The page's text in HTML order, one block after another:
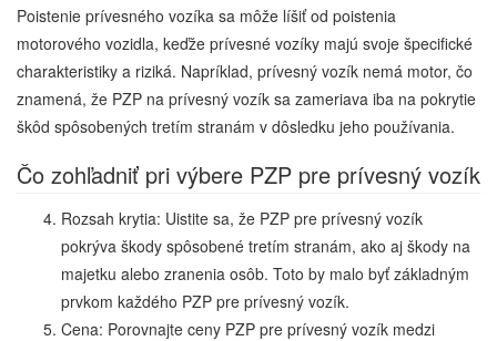
Poistenie prívesného vozíka sa môže líšiť od poistenia
motorového vozidla, keďže prívesné vozíky majú svoje špecifické
charakteristiky a riziká. Napríklad, prívesný vozík nemá motor, čo
znamená, že PZP na prívesný vozík sa zameriava iba na pokrytie
škôd spôsobených tretím stranám v dôsledku jeho používania.
Čo zohľadniť pri výbere PZP pre prívesný vozík
Rozsah krytia: Uistite sa, že PZP pre prívesný vozík
pokrýva škody spôsobené tretím stranám, ako aj škody na
majetku alebo zranenia osôb. Toto by malo byť základným
prvkom každého PZP pre prívesný vozík.
Cena: Porovnajte ceny PZP pre prívesný vozík medzi